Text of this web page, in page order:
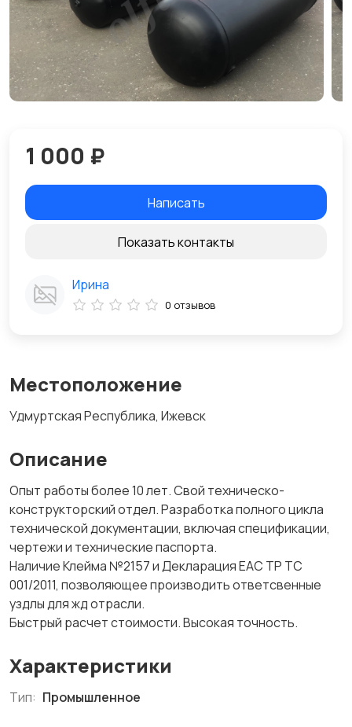
Местоположение
Удмуртская Республика, Ижевск
Описание
Опыт работы более 10 лет. Свой техническо-
конструкторский отдел. Разработка полного цикла
технической документации, включая спецификации,
чертежи и технические паспорта.
Наличие Клейма №2157 и Декларация EAC ТР ТС
001/2011, позволяющее производить ответсвенные
уздлы для жд отрасли.
Быстрый расчет стоимости. Высокая точность.
Характеристики
Тип: Промышленное
1 000 ₽
Написать
Показать контакты
Ирина
0 отзывов